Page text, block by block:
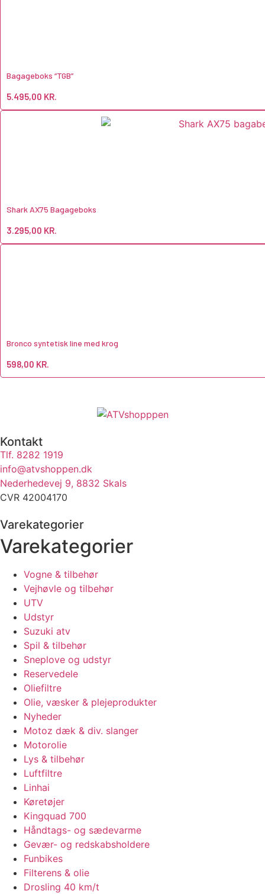
Bagageboks “TGB”
5.495,00 KR.
Shark AX75 Bagageboks
3.295,00 KR.
Bronco syntetisk line med krog
598,00 KR.
Kontakt
Tlf. 8282 1919
info@atvshoppen.dk
Nederhedevej 9, 8832 Skals
CVR 42004170
Varekategorier
Varekategorier
Vogne & tilbehør
Vejhøvle og tilbehør
UTV
Udstyr
Suzuki atv
Spil & tilbehør
Sneplove og udstyr
Reservedele
Oliefiltre
Olie, væsker & plejeprodukter
Nyheder
Motoz dæk & div. slanger
Motorolie
Lys & tilbehør
Luftfiltre
Linhai
Køretøjer
Kingquad 700
Håndtags- og sædevarme
Gevær- og redskabsholdere
Funbikes
Filterens & olie
Drosling 40 km/t